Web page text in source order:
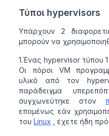
Τύποι hypervisors
Υπάρχουν 2
μπορούν να
1.Ένας hypervisor τύπου
Οι πόροι VM
υλικό από τον
παράδειγμα
συγχωνεύτηκε στον
επομένως εάν
τουLinux , έχετε ήδη